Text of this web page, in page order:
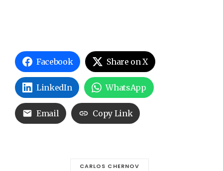
Facebook Share on X
LinkedIn WhatsApp
Email Copy Link
CARLOS CHERNOV